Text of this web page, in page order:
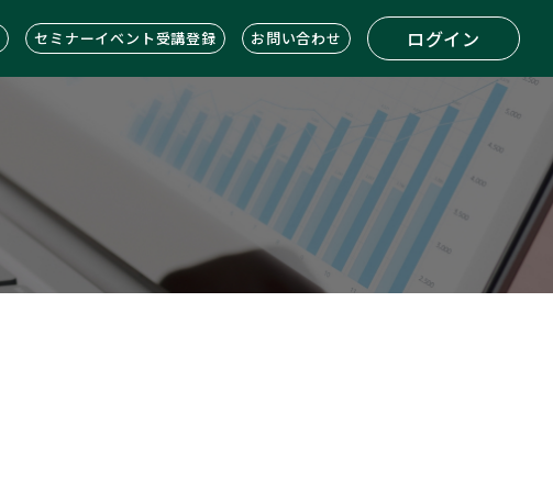
セミナーイベント受講登録 お問い合わせ ログイン